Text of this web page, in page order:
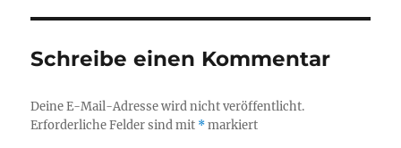
Schreibe einen Kommentar
Deine E-Mail-Adresse wird nicht veröffentlicht.
Erforderliche Felder sind mit *markiert